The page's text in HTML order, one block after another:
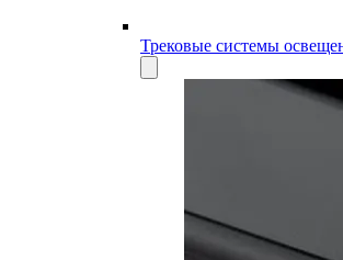
Трековые системы